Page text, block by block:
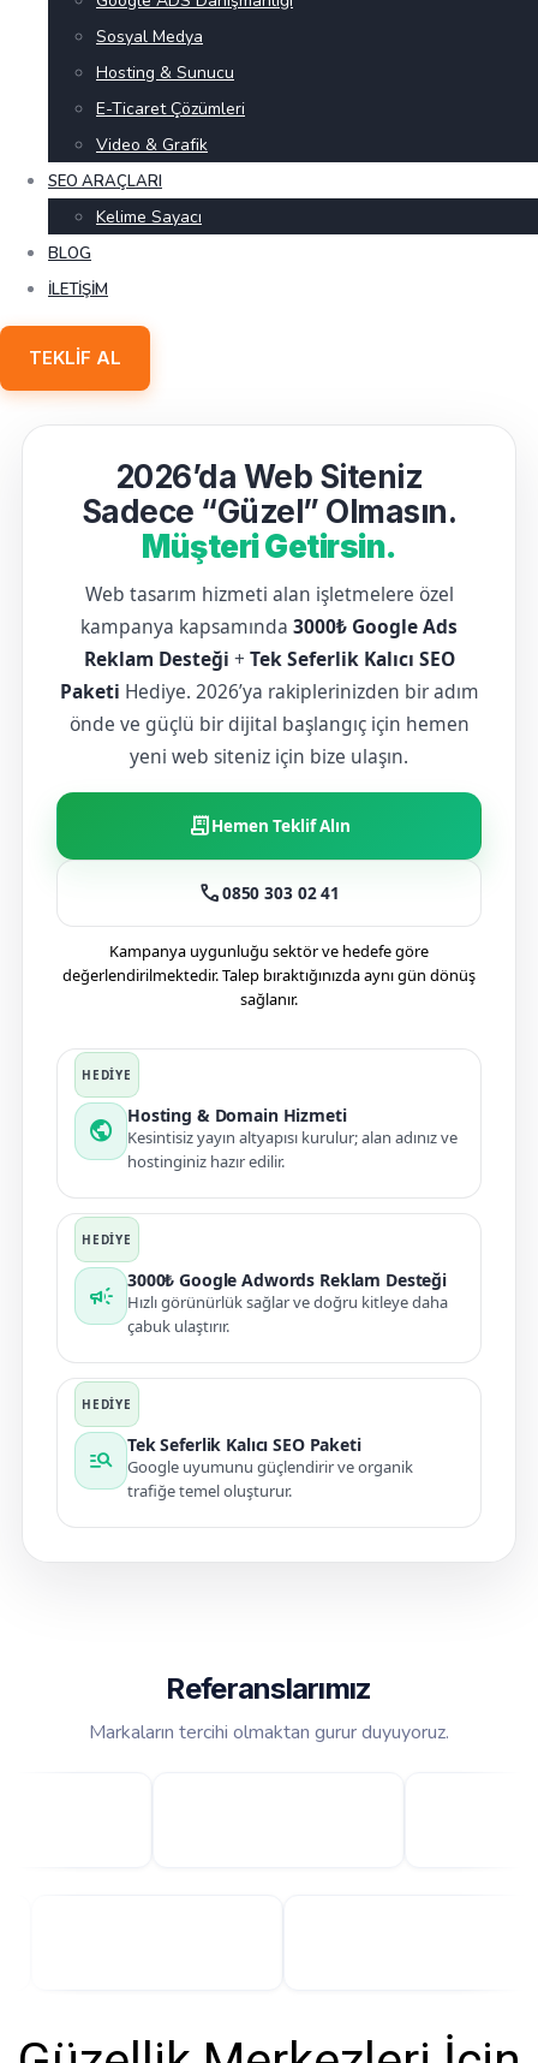
Sosyal Medya
Hosting & Sunucu
E-Ticaret Çözümleri
Video & Grafik
SEO ARAÇLARI
Kelime Sayacı
BLOG
İLETIŞIM
TEKLIF AL
2026’da Web Siteniz
Sadece “Güzel” Olmasın.
Müşteri Getirsin.
Web tasarım hizmeti alan işletmelere özel
kampanya kapsamında 3000₺ Google Ads
Reklam Desteği + Tek Seferlik Kalıcı SEO
Paketi Hediye. 2026’ya rakiplerinizden bir adım
önde ve güçlü bir dijital başlangıç için hemen
yeni web siteniz için bize ulaşın.
receipt_longHemen Teklif Alın
call0850 303 02 41
Kampanya uygunluğu sektör ve hedefe göre
değerlendirilmektedir. Talep bıraktığınızda aynı gün dönüş
sağlanır.
public
Hosting & Domain Hizmeti
Kesintisiz yayın altyapısı kurulur; alan adınız ve
hostinginiz hazır edilir.
campaign
3000₺ Google Adwords Reklam Desteği
Hızlı görünürlük sağlar ve doğru kitleye daha
çabuk ulaştırır.
manage_search
Tek Seferlik Kalıcı SEO Paketi
Google uyumunu güçlendirir ve organik
trafiğe temel oluşturur.
Referanslarımız
Markaların tercihi olmaktan gurur duyuyoruz.